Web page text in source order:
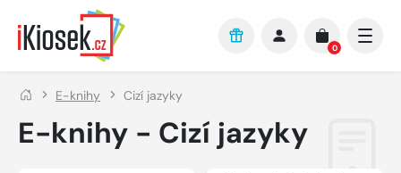
Přejít na hlavní obsah
0
E-knihy Cizí jazyky
E-knihy - Cizí jazyky